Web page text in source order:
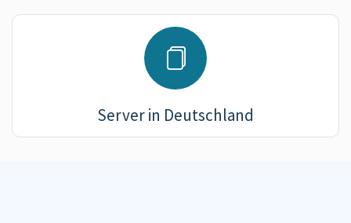
Server in Deutschland